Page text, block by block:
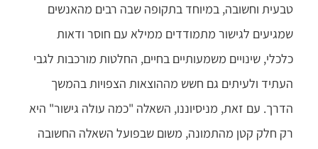
טבעית וחשובה, במיוחד בתקופה שבה רבים מהאנשים
שמגיעים לגישור מתמודדים ממילא עם חוסר ודאות
כלכלי, שינויים משמעותיים בחיים, החלטות מורכבות לגבי
העתיד ולעיתים גם חשש מההוצאות הצפויות בהמשך
הדרך. עם זאת, מניסיוננו, השאלה "כמה עולה גישור" היא
רק חלק קטן מהתמונה, משום שבפועל השאלה החשובה